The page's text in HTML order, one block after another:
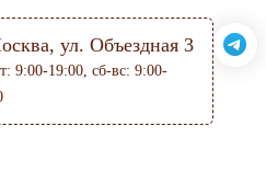
ул. Объездная 3
9:00-19:00, сб-вс: 9:00-